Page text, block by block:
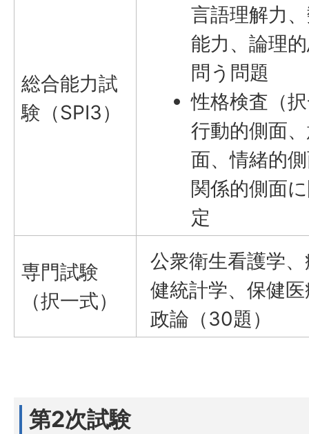
総合能力試
験（SPI3）
言語理解力
能力、論理
問う問題
性格検査（
行動的側面
面、情緒的
関係的側面
定
専門試験
（択一式）
公衆衛生看護学
健統計学、保健
政論（30題）
第2次試験